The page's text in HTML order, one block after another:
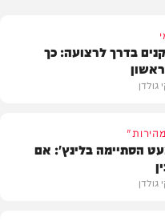
בדרך לרצועה: כך
גולדן
הסתיימה בלינץ': אם
גולדן